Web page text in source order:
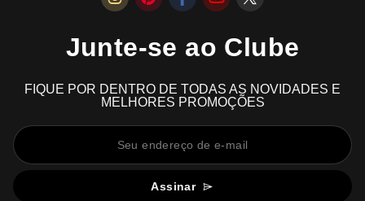
Junte-se ao Clube
FIQUE POR DENTRO DE TODAS AS NOVIDADES E
MELHORES PROMOÇÕES
Assinar